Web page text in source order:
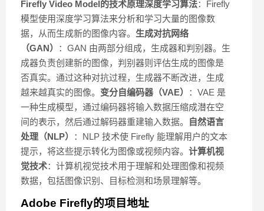
Firefly Video Model的技术原理深度学习算法：Firefly
模型使用深度学习算法来分析和学习大量的图像数
据，从而生成新的图像内容。 生成对抗网络
（GAN）
：GAN 由两部分组成，生成器和判别器。生
成器负责创建新的图像，判别器则评估生成的图像是
否真实。通过这种对抗过程，生成器不断改进，生成
越来越真实的图像。 变分自编码器（VAE）
：VAE 是
一种生成模型，通过编码器将输入数据压缩成潜在空
间的表示，然后通过解码器重建输入数据。
自然语言
处理（NLP）
：NLP 技术使 Firefly 能理解用户的文本
提示，将这些提示转化为图像或视频内容。 计算机视
觉技术：计算机视觉技术用于理解和处理图像和视频
数据，包括图像识别、目标检测和场景理解等。
Adobe Firefly的项目地址